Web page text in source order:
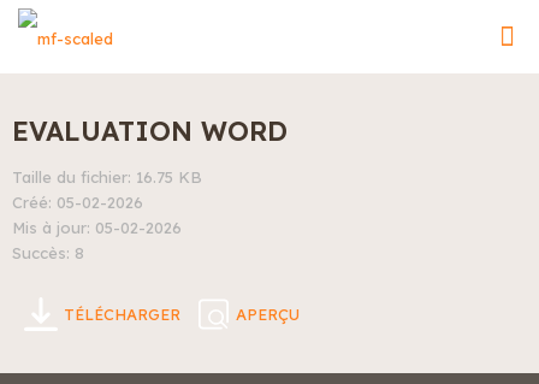
EVALUATION WORD
Taille du fichier: 16.75 KB
Créé: 05-02-2026
Mis à jour: 05-02-2026
Succès: 8
TÉLÉCHARGER APERÇU